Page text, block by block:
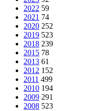
2022 59
2021 74
2020 252
2019 523
2018 239
2015 78
2013 61
2012 152
2011 499
2010 194
2009 291
2008 523